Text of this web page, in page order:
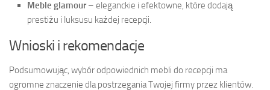
Meble glamour– eleganckie i efektowne, które dodają
prestiżu i luksusu każdej recepcji.
Wnioski i rekomendacje
Podsumowując, wybór odpowiednich mebli do recepcji ma
ogromne znaczenie dla postrzegania Twojej firmy przez klientów.